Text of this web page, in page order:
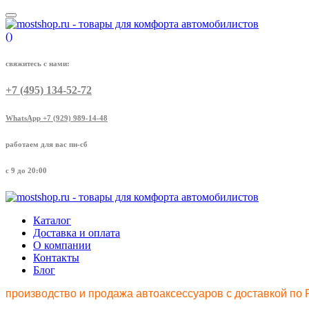
()
свяжитесь с нами:
+7 (495) 134-52-72
WhatsApp +7 (929) 989-14-48
работаем для вас пн-сб
с 9 до 20:00
Каталог
Доставка и оплата
О компании
Контакты
Блог
производство и продажа автоаксессуаров с доставкой по